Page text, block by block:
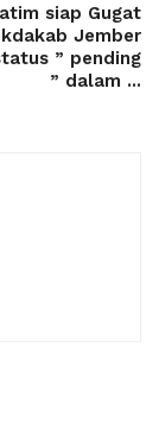
siap Gugat
Jember
” pending
” dalam ...